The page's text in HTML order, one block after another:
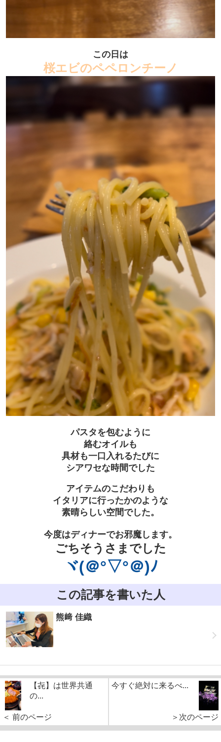
この日は
桜エビのペペロンチーノ
パスタを包むように
絡むオイルも
具材も一口入れるたびに
シアワセな時間でした
アイテムのこだわりも
イタリアに行ったかのような
素晴らしい空間でした。
今度はディナーでお邪魔します。
ごちそうさまでした
ヾ(＠°▽°＠)ﾉ
この記事を書いた人
熊﨑 佳織
【㐂】は世界共通
の...
＜ 前のページ
今すぐ絶対に来るべ...
＞次のページ